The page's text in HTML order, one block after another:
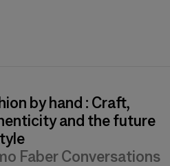
by hand : Craft,
and the future
Faber Conversations